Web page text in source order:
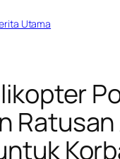
Utama
Ratusan